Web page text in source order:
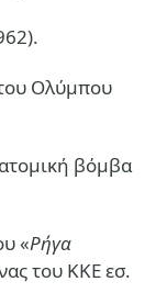
Ολύμπου
βόμβα
«Ρήγα
του ΚΚΕ εσ.